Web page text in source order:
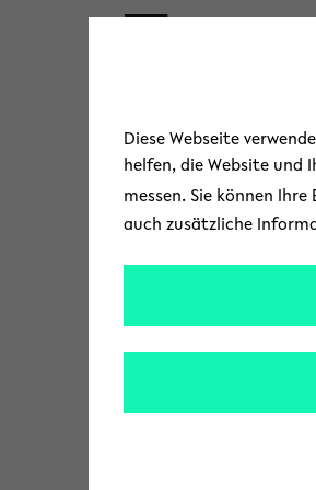
Skip to main content
« Zurück zur
PINC
Diese Webseite
helfen, die Website und
messen. Sie können
auch zusätzliche